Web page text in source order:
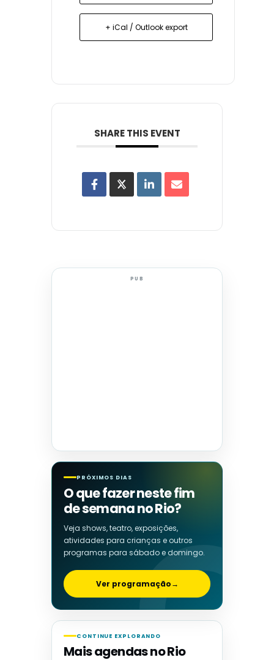
+ iCal / Outlook export
SHARE THIS EVENT
PUB
PRÓXIMOS DIAS
O que fazer neste fim
de semana no Rio?
Veja shows, teatro, exposições,
atividades para crianças e outros
programas para sábado e domingo.
Ver programação→
CONTINUE EXPLORANDO
Mais agendas no Rio